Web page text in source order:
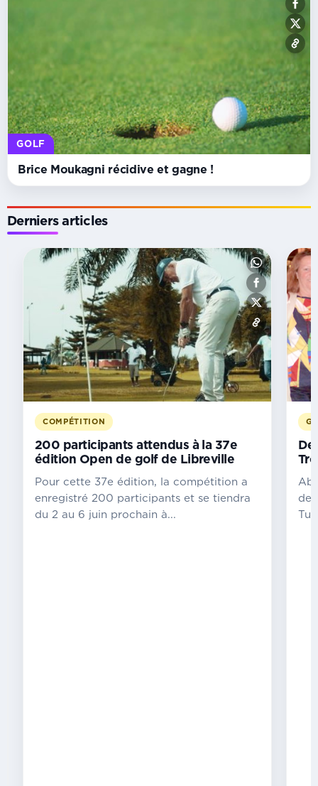
GOLF
Brice Moukagni récidive et gagne !
Derniers articles
Éliminatoires
CAN
Les
Panthères
du
Gabon
tuent
Lions
Indomptables
égalité
COMPÉTITION
200 participants attendus à la 37e
édition Open de golf de Libreville
Pour cette 37e édition, la compétition a
enregistré 200 participants et se tiendra
du 2 au 6 juin prochain à...
de